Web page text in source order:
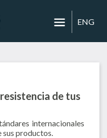
ENG
de tus
internacionales
productos.